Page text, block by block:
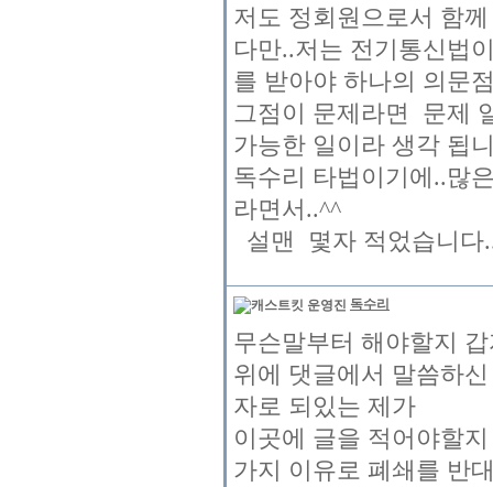
저도 정회원으로서 함
다만..저는 전기통신법
를 받아야 하나의 의문
그점이 문제라면 문제
가능한 일이라 생각 됩
독수리 타법이기에..많
라면서..^^
설맨 몇자 적었습니다
독수리
무슨말부터 해야할지
위에 댓글에서 말씀하
자로 되있는 제가
이곳에 글을 적어야할
가지 이유로 폐쇄를 반